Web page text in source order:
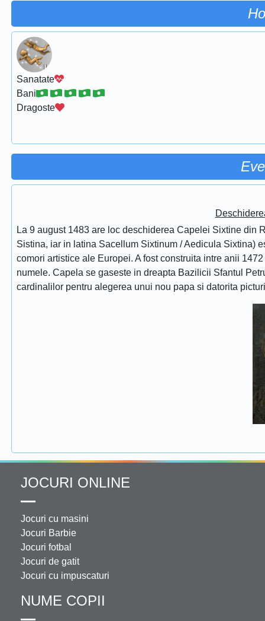
Sanatate
Bani
Dragoste
La 9 august 1483 are loc deschiderea Capelei Sixtine
Sistina, iar in latina Sacellum Sixtinum / Aedicula Sixtina)
comori artistice ale Europei. A fost construita intre anii
numele. Capela se gaseste in dreapta Bazilicii Sfantul
cardinalilor pentru alegerea unui nou papa si datorita
JOCURI ONLINE
Jocuri cu masini
Jocuri Barbie
Jocuri fotbal
Jocuri de gatit
Jocuri cu impuscaturi
NUME COPII